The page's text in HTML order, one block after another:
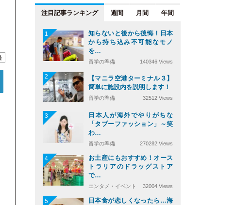
注目記事 週間 月間 年間
1
知らないと後から後悔！日本
から持ち込み不可能なモノ
を…
留学の準備 140346 Views
2
【マニラ空港ターミナル３】
簡単に施設内を説明します！
留学の準備 32512 Views
3
日本人が海外でやりがちな
「タブーファッション」～笑
わ…
留学の準備 270282 Views
4
お土産にもおすすめ！オース
トラリアのドラッグストア
で…
エンタメ・イベント 32004 Views
5
日本食が恋しくなったら…海